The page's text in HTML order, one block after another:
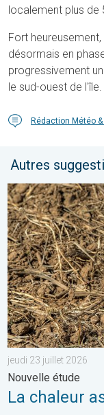
localement plus de
Fort
désormais en
progressivement
le sud-ouest de l'île.
Rédaction Météo
Autres
La chaleur assèche
jeudi 23 juillet 2026
Nouvelle étude
La chaleur